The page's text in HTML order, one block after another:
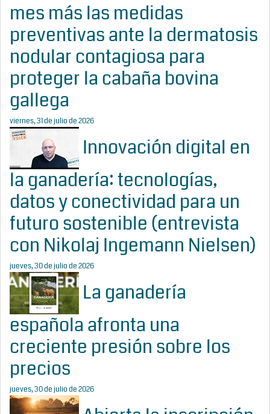
mes más las medidas
preventivas ante la dermatosis
nodular contagiosa para
proteger la cabaña bovina
gallega
viernes, 31 de julio de 2026
Innovación digital en
la ganadería: tecnologías,
datos y conectividad para un
futuro sostenible (entrevista
con Nikolaj Ingemann Nielsen)
jueves, 30 de julio de 2026
La ganadería
española afronta una
creciente presión sobre los
precios
jueves, 30 de julio de 2026